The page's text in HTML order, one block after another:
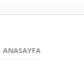
ANASAYFA